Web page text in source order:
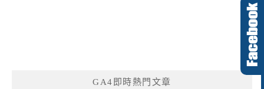
GA4即時熱門文章